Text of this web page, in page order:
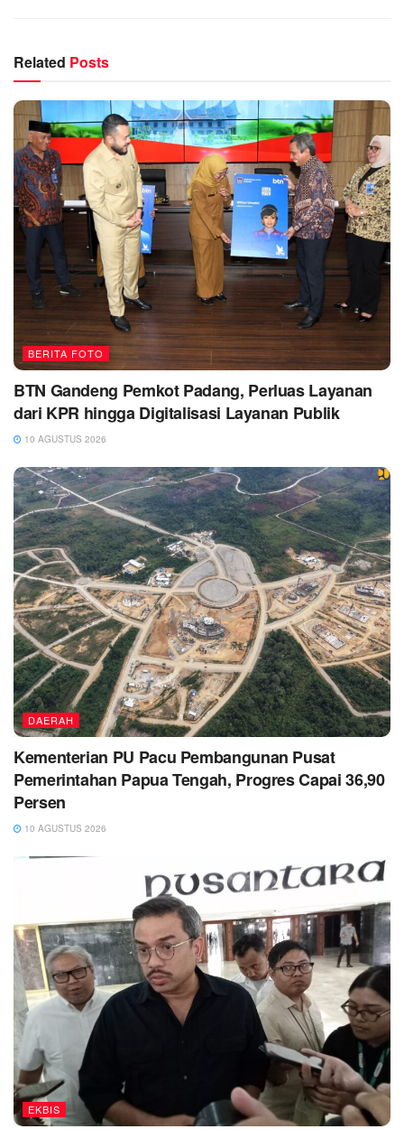
Related Posts
BERITA FOTO
BTN Gandeng Pemkot Padang, Perluas Layanan
dari KPR hingga Digitalisasi Layanan Publik
10 AGUSTUS 2026
DAERAH
Kementerian PU Pacu Pembangunan Pusat
Pemerintahan Papua Tengah, Progres Capai 36,90
Persen
10 AGUSTUS 2026
EKBIS